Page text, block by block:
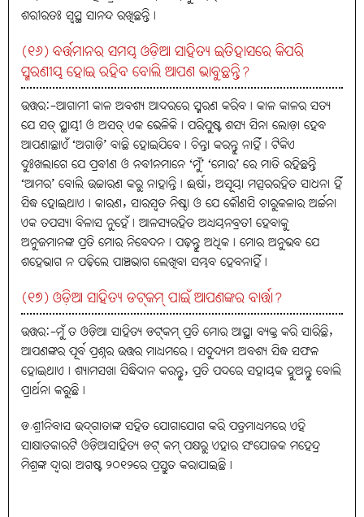
ଶରୀରତଃ ସ୍ବସ୍ଥ ସାନନ୍ଦ ରଖିଛନ୍ତି।
(୧୬) ବର୍ତ୍ତମାନର ସମୟ ଓଡ଼ିଆ ସାହିତ୍ୟ ଇତିହାସରେ କିପରି
ସ୍ମରଣୀୟ ହୋଇ ରହିବ ବୋଲି ଆପଣ ଭାବୁଛନ୍ତି?
ଉତ୍ତର:-ଆଗାମୀ କାଳ ଅବଶ୍ୟ ଆଦରରେ ସ୍ମରଣ କରିବ। କାଳ କାଳର ସତ୍ୟ
ଯେ ସତ୍‌ ସ୍ଥାୟୀ ଓ ଅସତ୍‌ ଏକ ଭେଳିକି। ପରିପୁଷ୍ଟ ଶସ୍ୟ ସିନା ଲୋଡ଼ା ହେବ
ଆପଣାଛାଏଁ ‘ଅଗାଡ଼ି’ ବାଛି ହୋଇଯିବେ। ଚିନ୍ତା କରନ୍ତୁ ନାହିଁ। ଟିକିଏ
ଦୁଃଖଲାଗେ ଯେ ପ୍ରବୀଣ ଓ ନବୀନମାନେ ‘ମୁଁ’ ‘ମୋର’ ରେ ମାତି ରହିଛନ୍ତି
‘ଆମର’ ବୋଲି ଉଚ୍ଚାରଣ କରୁ ନାହାନ୍ତି। ଈର୍ଷା, ଅସୂୟା ମତ୍ସରରହିତ ସାଧନା ହିଁ
ସିଦ୍ଧ ହୋଇଥାଏ। କାରଣ, ସାରସ୍ବତ ନିଷ୍ଠା ଓ ଯେ କୌଣସି ଚାରୁକଳାର ଅର୍ଚ୍ଚନା
ଏକ ତପସ୍ୟା ବିଳାସ ନୁହେଁ। ଆଳସ୍ୟରହିତ ଅଧ୍ୟୟନବ୍ରତୀ ହେବାକୁ
ଅନୁଜମାନଙ୍କ ପ୍ରତି ମୋର ନିବେଦନ। ପଢ଼ନ୍ତୁ ଅଧିକ। ମୋର ଅନୁଭବ ଯେ
ଶହେଭାଗ ନ ପଢ଼ିଲେ ପାଞ୍ଚଭାଗ ଲେଖିବା ସମ୍ଭବ ହେବନାହିଁ।
(୧୭) ଓଡ଼ିଆ ସାହିତ୍ୟ ଡଟ୍‌କମ୍‌ ପାଇଁ ଆପଣଙ୍କର ବାର୍ତ୍ତା?
ଉତ୍ତର:-ମୁଁ ତ ଓଡ଼ିଆ ସାହିତ୍ୟ ଡଟ୍‌କମ୍‌ ପ୍ରତି ମୋର ଆସ୍ଥା ବ୍ୟକ୍ତ କରି ସାରିଛି,
ଆପଣଙ୍କର ପୂର୍ବ ପ୍ରଶ୍ନର ଉତ୍ତର ମାଧ୍ୟମରେ। ସଦୁଦ୍ୟମ ଅବଶ୍ୟ ସିଦ୍ଧ ସଫଳ
ହୋଇଥାଏ। ଶ୍ୟାମସଖା ସିଦ୍ଧିଦାନ କରନ୍ତୁ, ପ୍ରତି ପଦରେ ସହାୟକ ହୁଅନ୍ତୁ ବୋଲି
ପ୍ରାର୍ଥନା କରୁଛି।
ଡ.ଶ୍ରୀନିବାସ ଉଦ୍‌ଗାତାଙ୍କ ସହିତ ଯୋଗାଯୋଗ କରି ପତ୍ରମାଧ୍ୟମରେ ଏହି
ସାକ୍ଷାତକାରଟି ଓଡ଼ିଆସାହିତ୍ୟ ଡଟ୍‌ କମ୍‌ ପକ୍ଷରୁ ଏହାର ସଂଯୋଜକ ମହେନ୍ଦ୍ର
ମିଶ୍ରଙ୍କ ଦ୍ବାରା ଅଗଷ୍ଟ ୨୦୧୨ରେ ପ୍ରସ୍ତୁତ କରାଯାଇଛି।